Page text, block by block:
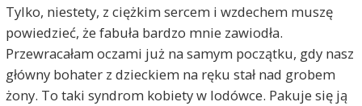
Tylko, niestety, z ciężkim sercem i wzdechem muszę
powiedzieć, że fabuła bardzo mnie zawiodła.
Przewracałam oczami już na samym początku, gdy nasz
główny bohater z dzieckiem na ręku stał nad grobem
żony. To taki syndrom kobiety w lodówce. Pakuje się ją